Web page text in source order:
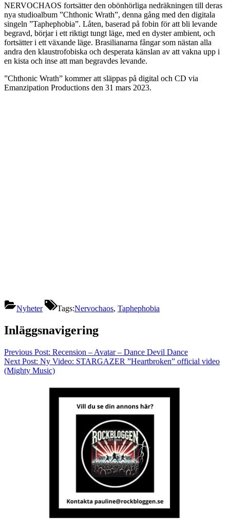
NERVOCHAOS fortsätter den obönhörliga nedräkningen till deras
nya studioalbum ”Chthonic Wrath”, denna gång med den digitala
singeln ”Taphephobia”. Låten, baserad på fobin för att bli levande
begravd, börjar i ett riktigt tungt läge, med en dyster ambient, och
fortsätter i ett växande läge. Brasilianarna fångar som nästan alla
andra den klaustrofobiska och desperata känslan av att vakna upp i
en kista och inse att man begravdes levande.
”Chthonic Wrath” kommer att släppas på digital och CD via
Emanzipation Productions den 31 mars 2023.
Nyheter Tags:Nervochaos, Taphephobia
Inläggsnavigering
Previous Post: Recension – Avatar – Dance Devil Dance
Next Post: Ny Video: STARGAZER ”Heartbroken” official video
(Mighty Music)